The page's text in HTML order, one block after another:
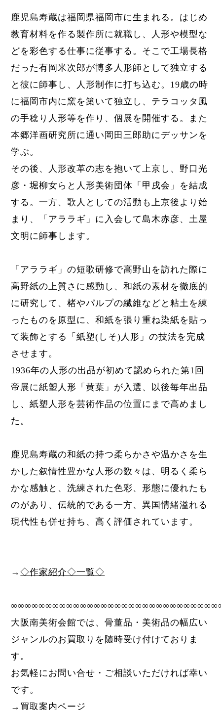
鹿児島寿蔵は福岡県福岡市に生まれる。はじめ
教育材料を作る製作所に就職し、人形や模型な
どを彩色する仕事に従事する。そこで工場長格
だった有岡米次郎が博多人形師として独立する
と彼に師事し、人形制作に打ち込む。 19歳の時
に福岡市内に窯を築いて独立し、テラコッタ風
の手稔り人形等を作り、個展を開催する。また
本郷洋画研究所に通い岡田三郎助にデッサンを
学ぶ。
その後、人形改革の志を抱いて上京し、野口光
彦・堀柳女らと 人形美術団体「甲戌会」を結成
する。一方、歌人としての活動も上京後より始
まり、「アララギ」に入会して島木赤彦、土屋
文明に師事します。
「アララギ」の短歌研修で高野山を訪れた際に
高野紙の上質さに感動し、和紙の素材を徹底的
に研究して、楮やパルプの繊維などと粘土を練
ったものを原型に、和紙を張り重ね染紙を貼っ
て装飾とする
「紙塑( しそ) 人形」の技法を完成
させます。
1936年の 人形の出品が初めて認められた第1回
帝展に紙塑人形「黄葉」が入選、以後毎年出品
し、紙塑人形を芸術作品の位置にまで高めまし
た。
鹿児島寿蔵の和紙の持つ柔らかさや温かさを生
かした叙情性豊かな人形の数々は、明るく柔ら
かな感触と、洗練された色彩、形態に優れたも
のがあり、伝統的である一方、異国情緒溢れる
現代性も併せ持ち、高く評価されています。
→◇作家紹介◇一覧◇
大阪南美術会館では、骨董品・美術品の幅広い
ジャンルのお買取りを随時受け付けておりま
す。
お気軽にお問い合せ・ご相談いただければ幸い
です。
→ 買取案内ページ